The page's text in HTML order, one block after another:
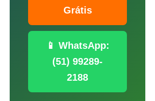
Grátis
📱 WhatsApp:
(51) 99289-
2188